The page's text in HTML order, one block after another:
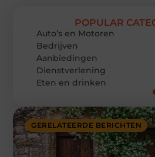
GERELATEERDE BERICHTEN
POPULAR
Auto’s en Motoren
Bedrijven
Aanbiedingen
Dienstverlening
Eten en drinken